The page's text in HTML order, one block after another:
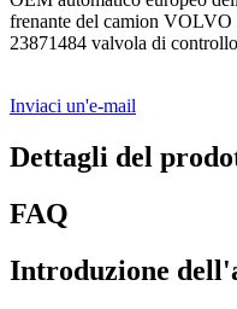
frenante del camion
23871484 valvola di controllo
Inviaci un'e-mail
Dettagli del
FAQ
Introduzione